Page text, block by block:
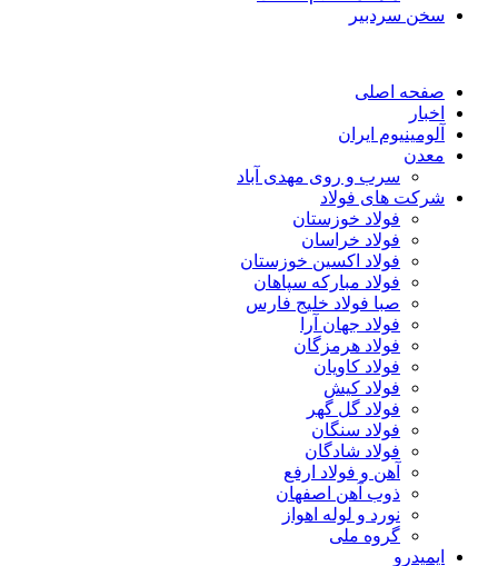
سخن سردبیر
صفحه اصلی
اخبار
آلومینیوم ایران
معدن
سرب و روی مهدی آباد
شرکت های فولاد
فولاد خوزستان
فولاد خراسان
فولاد اکسین خوزستان
فولاد مبارکه سپاهان
صبا فولاد خلیج فارس
فولاد جهان آرا
فولاد هرمزگان
فولاد کاویان
فولاد کیش
فولاد گل گهر
فولاد سنگان
فولاد شادگان
آهن و فولاد ارفع
ذوب آهن اصفهان
نورد و لوله اهواز
گروه ملی
ایمیدرو